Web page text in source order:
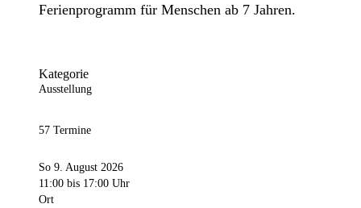
Ferienprogramm für Menschen ab 7 Jahren.
Kategorie
Ausstellung
57 Termine
So 9. August 2026
11:00 bis 17:00 Uhr
Ort